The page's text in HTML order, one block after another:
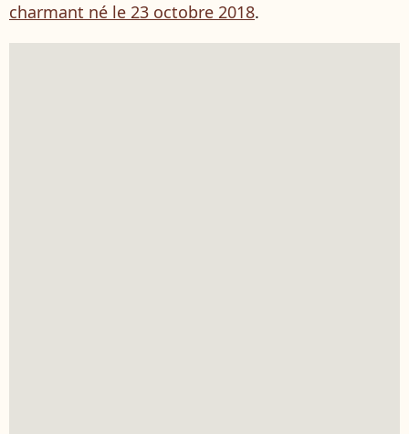
charmant né le 23 octobre 2018.